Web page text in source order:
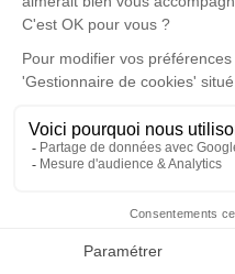
Faire-part
Un service de plantation
disponible ici.
Cérémonie civile
familiale